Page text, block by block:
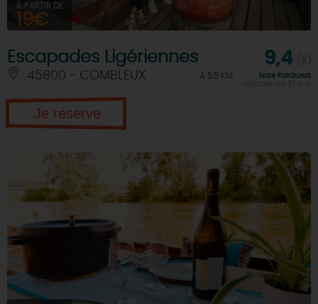
À PARTIR DE
19€
Escapades Ligériennes
45800 - COMBLEUX À 5.5 KM
9,4
Note FairGuest
Je réserve